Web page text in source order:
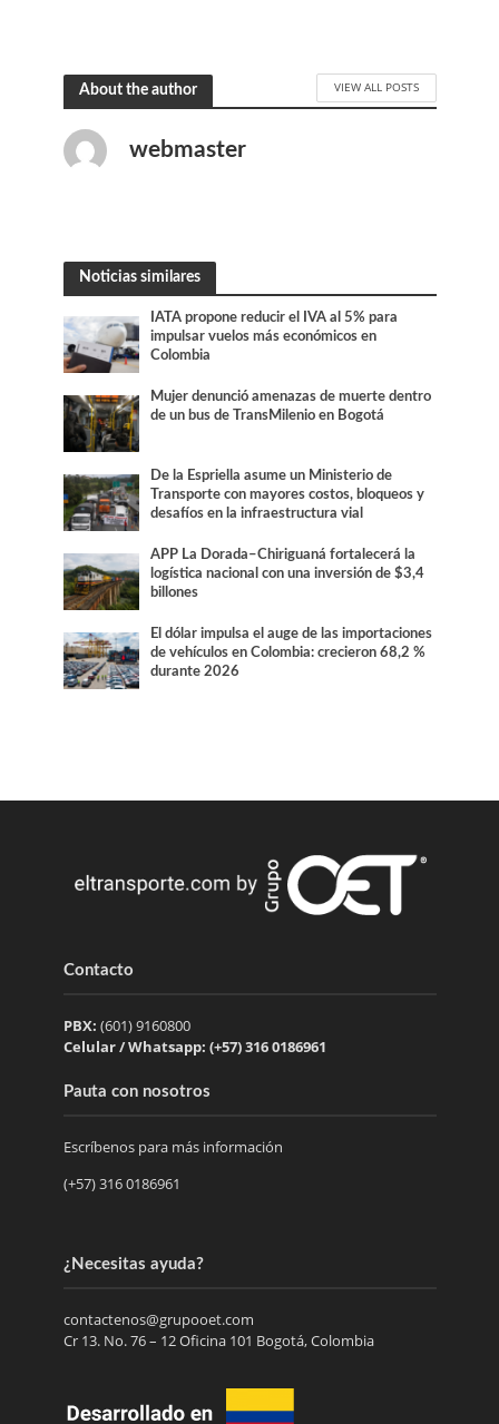
About the author VIEW ALL POSTS
webmaster
Noticias similares
IATA propone reducir el IVA al 5% para
impulsar vuelos más económicos en
Colombia
Mujer denunció amenazas de muerte dentro
de un bus de TransMilenio en Bogotá
De la Espriella asume un Ministerio de
Transporte con mayores costos, bloqueos y
desafíos en la infraestructura vial
APP La Dorada–Chiriguaná fortalecerá la
logística nacional con una inversión de $3,4
billones
El dólar impulsa el auge de las importaciones
de vehículos en Colombia: crecieron 68,2 %
durante 2026
Contacto
PBX: (601) 9160800
Celular / Whatsapp: (+57) 316 0186961
Pauta con nosotros
Escríbenos para más información
(+57) 316 0186961
¿Necesitas ayuda?
contactenos@grupooet.com
Cr 13. No. 76 – 12 Oficina 101 Bogotá, Colombia